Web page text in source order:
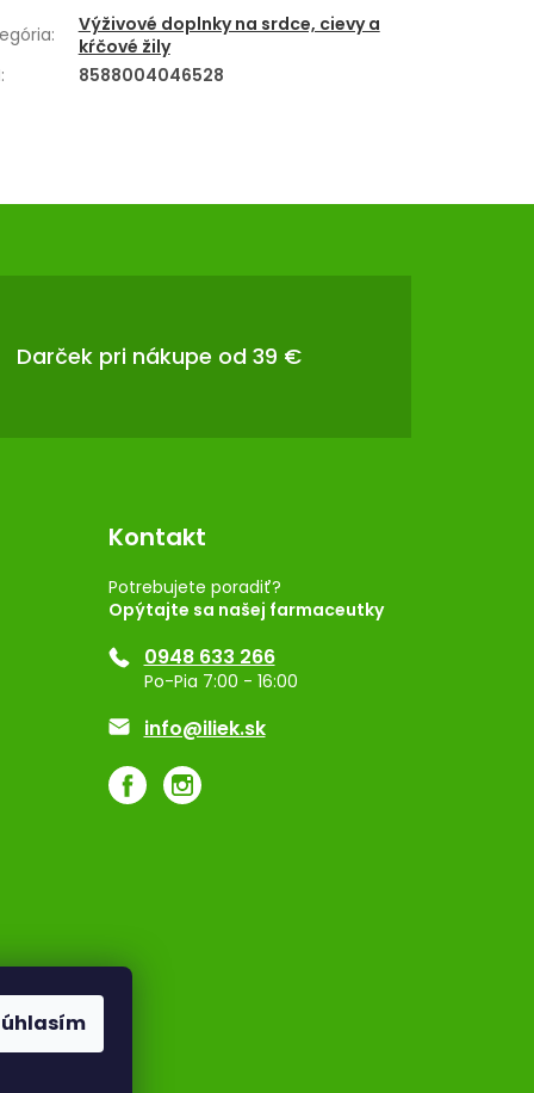
:
Výživové doplnky na srdce, cievy a
kŕčové žily
: 8588004046528
Darček pri nákupe od 39 €
Kontakt
Potrebujete poradiť?
Opýtajte sa našej farmaceutky
0948 633 266
Po-Pia 7:00 - 16:00
info@iliek.sk